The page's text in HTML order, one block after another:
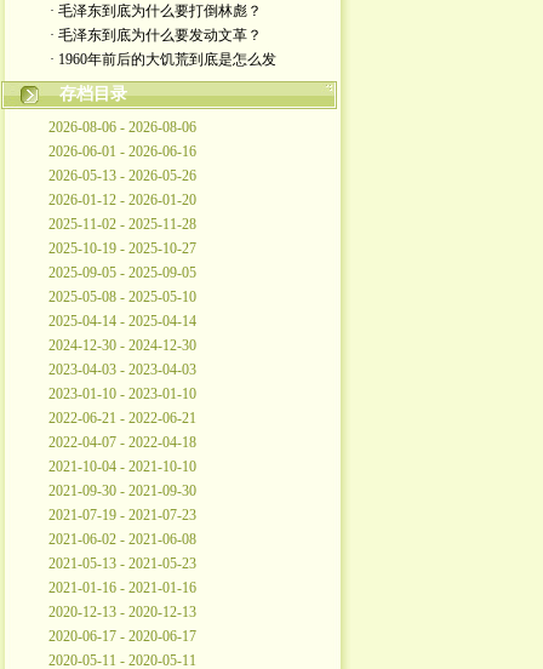
· 毛泽东到底为什么要打倒林彪？
· 毛泽东到底为什么要发动文革？
· 1960年前后的大饥荒到底是怎么发
存档目录
2026-08-06 - 2026-08-06
2026-06-01 - 2026-06-16
2026-05-13 - 2026-05-26
2026-01-12 - 2026-01-20
2025-11-02 - 2025-11-28
2025-10-19 - 2025-10-27
2025-09-05 - 2025-09-05
2025-05-08 - 2025-05-10
2025-04-14 - 2025-04-14
2024-12-30 - 2024-12-30
2023-04-03 - 2023-04-03
2023-01-10 - 2023-01-10
2022-06-21 - 2022-06-21
2022-04-07 - 2022-04-18
2021-10-04 - 2021-10-10
2021-09-30 - 2021-09-30
2021-07-19 - 2021-07-23
2021-06-02 - 2021-06-08
2021-05-13 - 2021-05-23
2021-01-16 - 2021-01-16
2020-12-13 - 2020-12-13
2020-06-17 - 2020-06-17
2020-05-11 - 2020-05-11